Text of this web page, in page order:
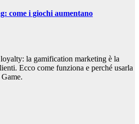
come i giochi aumentano
la gamification marketing è la
Ecco come funziona e perché usarla